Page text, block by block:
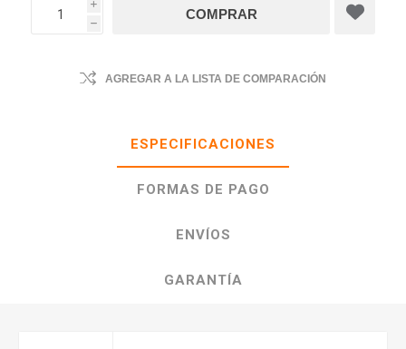
i
h
AGREGAR A LA LISTA DE COMPARACIÓN
ESPECIFICACIONES
FORMAS DE PAGO
ENVÍOS
GARANTÍA